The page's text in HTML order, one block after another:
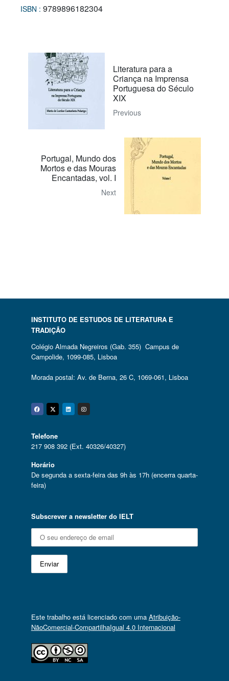
ISBN : 9789896182304
Literatura para a
Criança na Imprensa
Portuguesa do Século
XIX
Previous
Portugal, Mundo dos
Mortos e das Mouras
Encantadas, vol. I
Next
INSTITUTO DE ESTUDOS DE LITERATURA E
TRADIÇÃO
Colégio Almada Negreiros (Gab. 355) Campus de
Campolide, 1099-085, Lisboa
Morada postal: Av. de Berna, 26 C, 1069-061, Lisboa
Facebook
Twitter
Linkedin
Instagram
Telefone
217 908 392 (Ext. 40326/40327)
Horário
De segunda a sexta-feira das 9h às 17h (encerra quarta-
feira)
Subscrever a newsletter do IELT
Este trabalho está licenciado com uma Atribuição-
NãoComercial-CompartilhaIgual 4.0 Internacional